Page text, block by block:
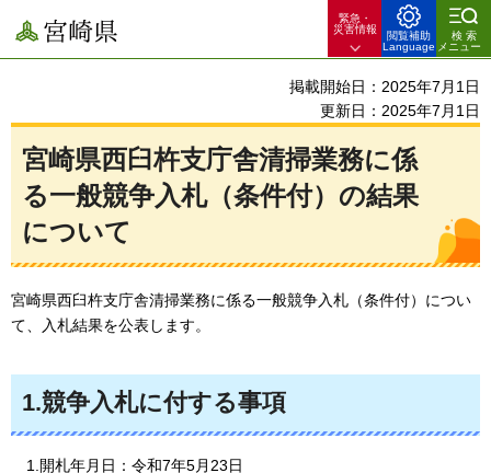
宮崎県
緊急・
災害情報
閲覧補助
Language
検索
メニュー
掲載開始日：2025年7月1日
更新日：2025年7月1日
宮崎県西臼杵支庁舎清掃業務に係
る一般競争入札（条件付）の結果
について
宮崎県西臼杵支庁舎清掃業務に係る一般競争入札（条件付）につい
て、入札結果を公表します。
1.競争入札に付する事項
1.開札年月日：令和7年5月23日